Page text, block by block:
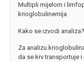
Multipli mijelom i
krioglobulinemija
Kako se izvodi analiza?
Za analizu
da se krv transportuje